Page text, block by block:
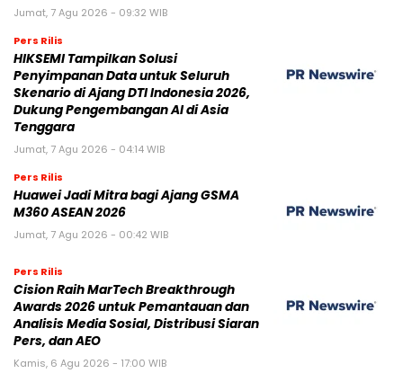
Jumat, 7 Agu 2026 - 09:32 WIB
Pers Rilis
HIKSEMI Tampilkan Solusi
Penyimpanan Data untuk Seluruh
Skenario di Ajang DTI Indonesia 2026,
Dukung Pengembangan AI di Asia
Tenggara
Jumat, 7 Agu 2026 - 04:14 WIB
Pers Rilis
Huawei Jadi Mitra bagi Ajang GSMA
M360 ASEAN 2026
Jumat, 7 Agu 2026 - 00:42 WIB
Pers Rilis
Cision Raih MarTech Breakthrough
Awards 2026 untuk Pemantauan dan
Analisis Media Sosial, Distribusi Siaran
Pers, dan AEO
Kamis, 6 Agu 2026 - 17:00 WIB